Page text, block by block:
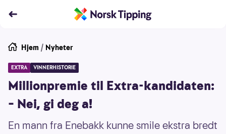
Hjem / Nyheter
EXTRA VINNERHISTORIE
Millionpremie til Extra-kandidaten:
– Nei, gi deg a!
En mann fra Enebakk kunne smile ekstra bredt